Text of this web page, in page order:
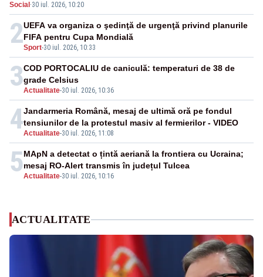
– LIVE TEXT
Social ·30 iul. 2026, 10:20
2Sport-30 iul. 2026, 10:33
UEFA va organiza o şedinţă de urgenţă privind planurile
FIFA pentru Cupa Mondială
3Actualitate-30 iul. 2026, 10:36
COD PORTOCALIU de caniculă: temperaturi de 38 de
grade Celsius
4Actualitate-30 iul. 2026, 11:08
Jandarmeria Română, mesaj de ultimă oră pe fondul
tensiunilor de la protestul masiv al fermierilor - VIDEO
5Actualitate-30 iul. 2026, 10:16
MApN a detectat o țintă aeriană la frontiera cu Ucraina;
mesaj RO-Alert transmis în județul Tulcea
ACTUALITATE